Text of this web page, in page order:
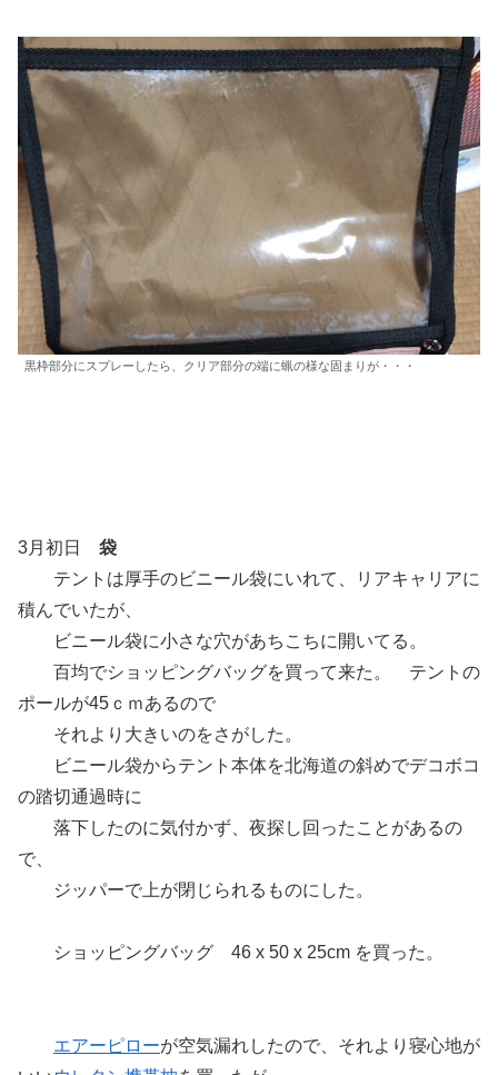
黒枠部分にスプレーしたら、クリア部分の端に蝋の様な固まりが・・・
3月初日 袋
テントは厚手のビニール袋にいれて、リアキャリアに
積んでいたが、
ビニール袋に小さな穴があちこちに開いてる。
百均でショッピングバッグを買って来た。 テントの
ポールが45ｃｍあるので
それより大きいのをさがした。
ビニール袋からテント本体を北海道の斜めでデコボコ
の踏切通過時に
落下したのに気付かず、夜探し回ったことがあるの
で、
ジッパーで上が閉じられるものにした。
ショッピングバッグ 46 x 50 x 25cm を買った。
エアーピローが空気漏れしたので、それより寝心地が